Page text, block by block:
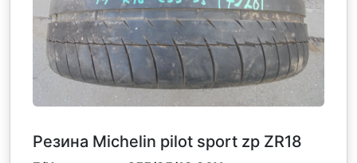
Резина Michelin pilot sport zp ZR18